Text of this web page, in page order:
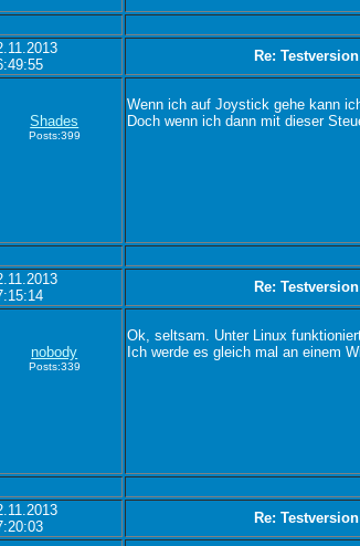
Re:
Shades
Posts:399
Wenn ich auf Joystick gehe kann
Doch wenn ich dann mit dieser
Re:
nobody
Posts:339
Ok, seltsam. Unter Linux
Ich werde es gleich mal an einem
Re: